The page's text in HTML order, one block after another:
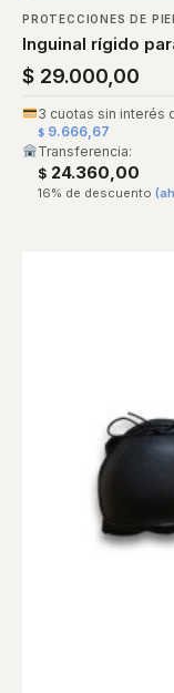
PROTECCIONES DE
Inguinal rígido
$ 29.000,00
3 cuotas sin interés
$9.666,67
Transferencia:
$24.360,00
16% de descuento